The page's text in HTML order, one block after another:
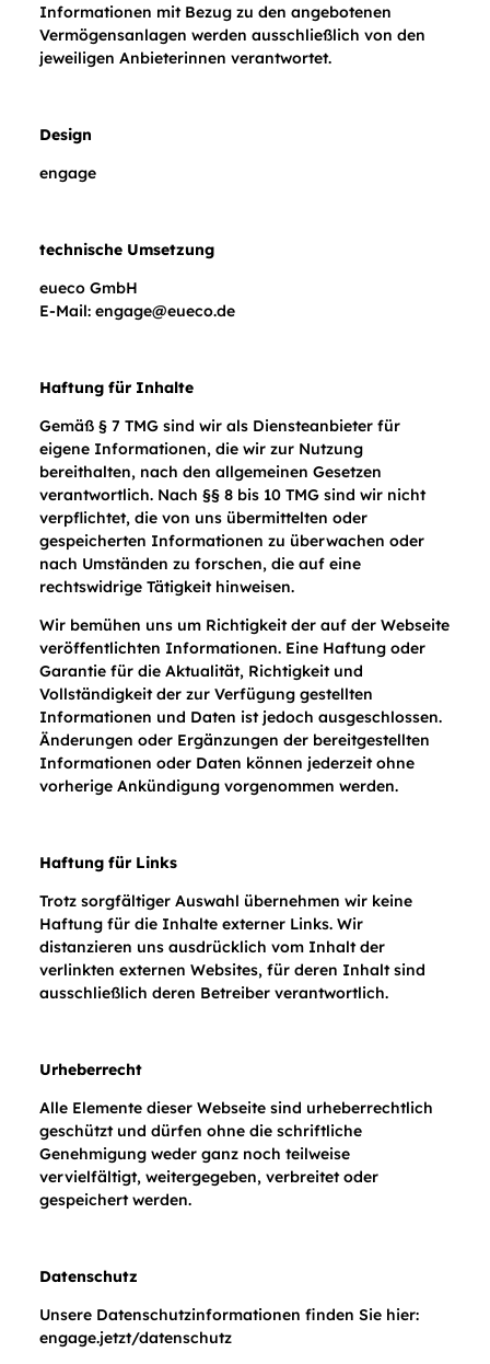
Informationen mit Bezug zu den angebotenen
Vermögensanlagen werden ausschließlich von den
jeweiligen Anbieterinnen verantwortet.
Design
engage
technische Umsetzung
eueco GmbH
E-Mail: engage@eueco.de
Haftung für Inhalte
Gemäß § 7 TMG sind wir als Diensteanbieter für
eigene Informationen, die wir zur Nutzung
bereithalten, nach den allgemeinen Gesetzen
verantwortlich. Nach §§ 8 bis 10 TMG sind wir nicht
verpflichtet, die von uns übermittelten oder
gespeicherten Informationen zu überwachen oder
nach Umständen zu forschen, die auf eine
rechtswidrige Tätigkeit hinweisen.
Wir bemühen uns um Richtigkeit der auf der Webseite
veröffentlichten Informationen. Eine Haftung oder
Garantie für die Aktualität, Richtigkeit und
Vollständigkeit der zur Verfügung gestellten
Informationen und Daten ist jedoch ausgeschlossen.
Änderungen oder Ergänzungen der bereitgestellten
Informationen oder Daten können jederzeit ohne
vorherige Ankündigung vorgenommen werden.
Haftung für Links
Trotz sorgfältiger Auswahl übernehmen wir keine
Haftung für die Inhalte externer Links. Wir
distanzieren uns ausdrücklich vom Inhalt der
verlinkten externen Websites, für deren Inhalt sind
ausschließlich deren Betreiber verantwortlich.
Urheberrecht
Alle Elemente dieser Webseite sind urheberrechtlich
geschützt und dürfen ohne die schriftliche
Genehmigung weder ganz noch teilweise
vervielfältigt, weitergegeben, verbreitet oder
gespeichert werden.
Datenschutz
Unsere Datenschutzinformationen finden Sie hier:
engage.jetzt/datenschutz